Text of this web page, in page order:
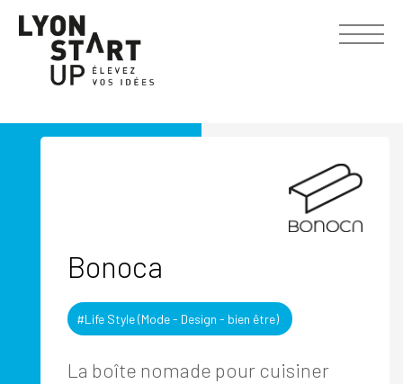
Bonoca
#Life Style (Mode - Design - bien être)
La boîte nomade pour cuisiner